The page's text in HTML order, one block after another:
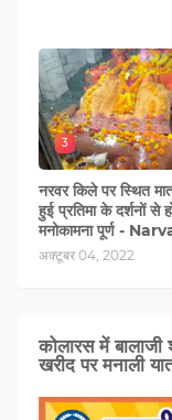
3
नरवर किले पर स्थित
हुई प्रतिमा के दर्शनों से
मनोकामना पूर्ण -
अक्टूबर 04, 2022
कोलारस में बालाजी
खरीद पर मनाली